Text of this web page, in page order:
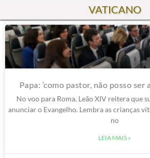
VATICANO
Papa: ‘como pastor, não posso ser
No voo para Roma, Leão XIV reitera que
anunciar o Evangelho. Lembra as crianças
no
LEIA MAIS »